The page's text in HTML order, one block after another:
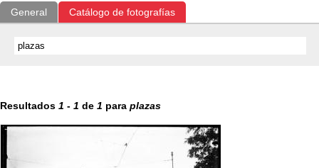
General Catálogo de fotografías
Resultados 1 - 1 de 1 para plazas